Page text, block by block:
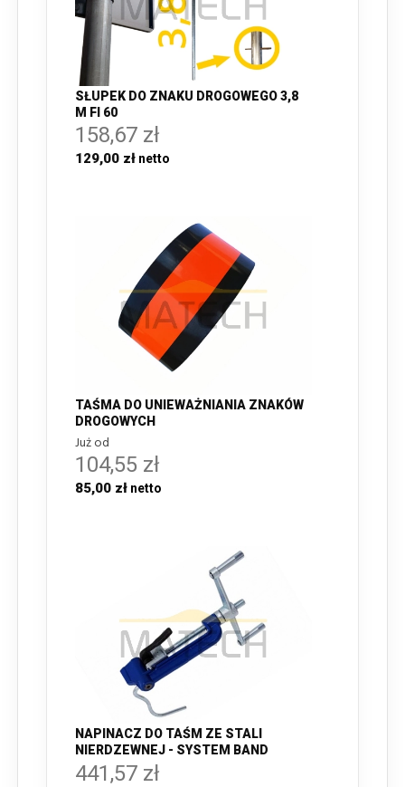
SŁUPEK DO ZNAKU DROGOWEGO 3,8
M FI 60
158,67 zł
129,00 zł
TAŚMA DO UNIEWAŻNIANIA ZNAKÓW
DROGOWYCH
Już od
104,55 zł
85,00 zł
NAPINACZ DO TAŚM ZE STALI
NIERDZEWNEJ - SYSTEM BAND
441,57 zł